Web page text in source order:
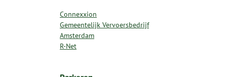
Connexxion
Gemeentelijk Vervoersbedrijf
Amsterdam
R-Net